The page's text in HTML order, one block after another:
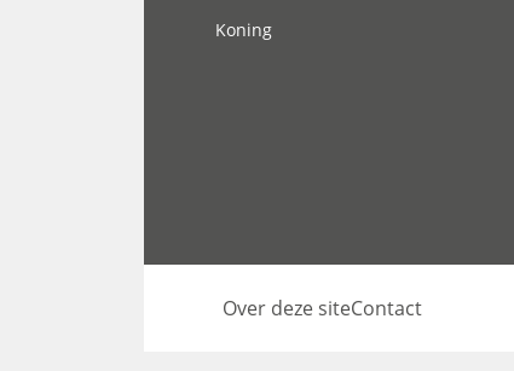
Koning
Over deze siteContact